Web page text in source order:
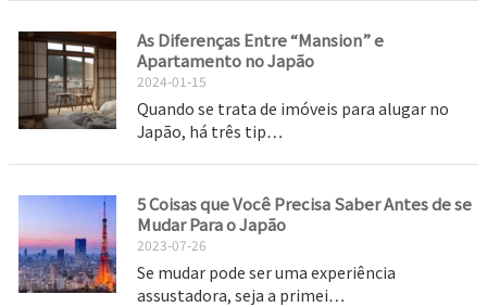
As Diferenças Entre “Mansion” e
Apartamento no Japão
2024-01-15
Quando se trata de imóveis para alugar no
Japão, há três tip…
5 Coisas que Você Precisa Saber Antes de se
Mudar Para o Japão
2023-07-26
Se mudar pode ser uma experiência
assustadora, seja a primei…